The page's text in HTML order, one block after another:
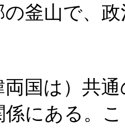
の釜山で、
国は）共通
係にある。